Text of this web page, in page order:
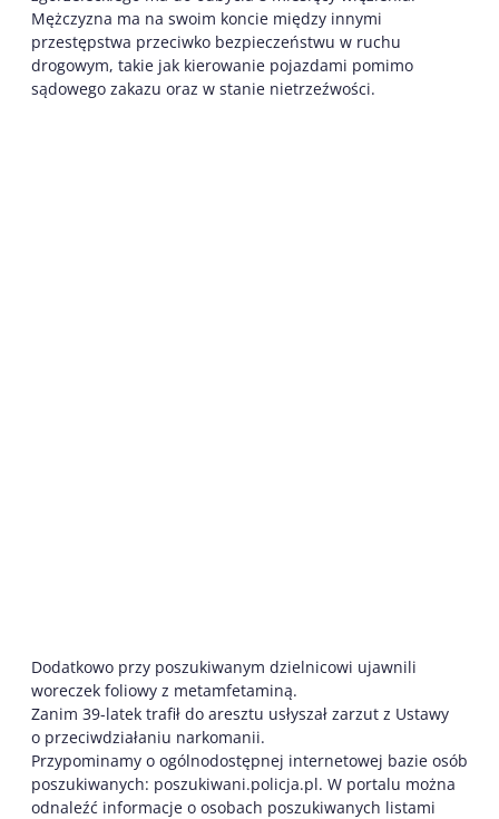
Mężczyzna ma na swoim koncie między innymi
przestępstwa przeciwko bezpieczeństwu w ruchu
drogowym, takie jak kierowanie pojazdami pomimo
sądowego zakazu oraz w stanie nietrzeźwości.
Dodatkowo przy poszukiwanym dzielnicowi ujawnili
woreczek foliowy z metamfetaminą.
Zanim 39-latek trafił do aresztu usłyszał zarzut z Ustawy
o przeciwdziałaniu narkomanii.
Przypominamy o ogólnodostępnej internetowej bazie osób
poszukiwanych: poszukiwani.policja.pl. W portalu można
odnaleźć informacje o osobach poszukiwanych listami